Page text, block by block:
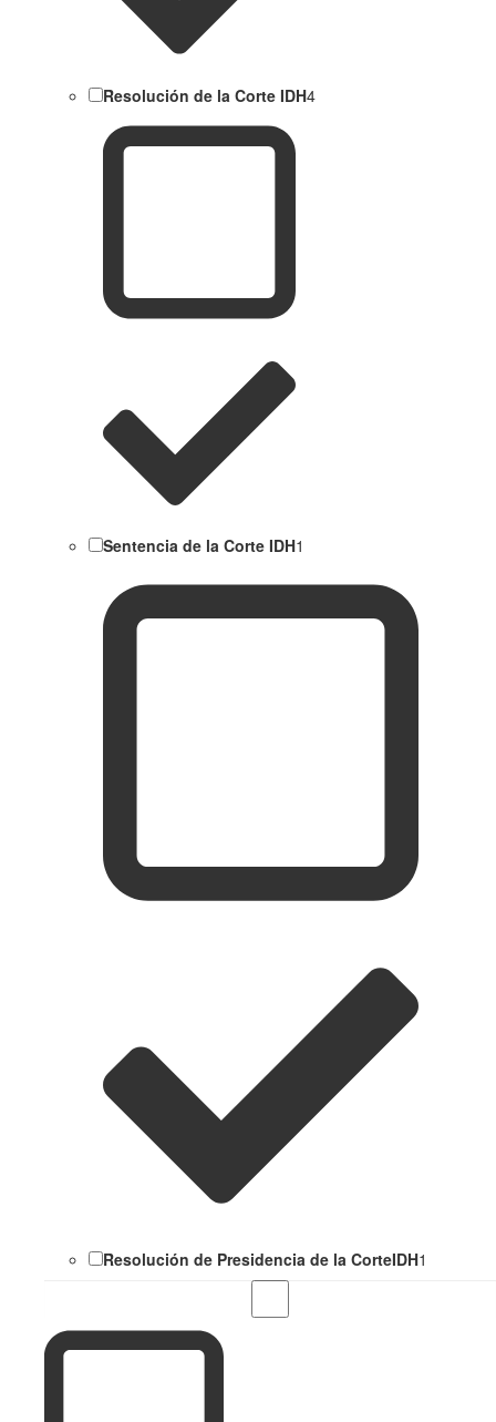
Resolución de la Corte IDH4
Sentencia de la Corte IDH1
Resolución de Presidencia de la CorteIDH1